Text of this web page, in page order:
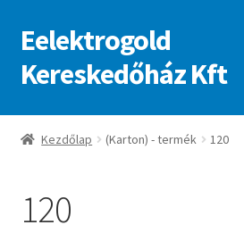
Ugrás
a
navigációhoz
Kilépés
a
tartalomba
Eelektrogold
Kereskedőház Kft
Kezdőlap
Adatvédelmi irányelvek
Kezdőlap (Karton) - termék 120
120